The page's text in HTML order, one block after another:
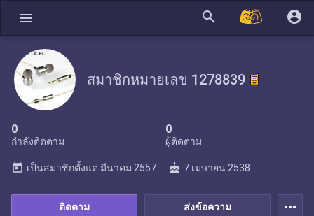
menu search account_circle
สมาชิกหมายเลข 1278839
0
กำลังติดตาม
0
ผู้ติดตาม
ส่งข้อความ
ติดตาม
today เป็นสมาชิกตั้งแต่ มีนาคม 2557 cake 7 เมษายน 2538
more_horiz